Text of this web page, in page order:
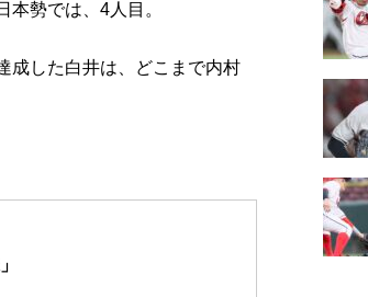
勢では、4人目。
成した白井は、どこまで内村